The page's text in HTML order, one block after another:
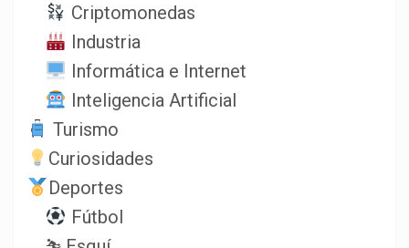
Criptomonedas
Industria
Informática e Internet
Inteligencia Artificial
Turismo
Curiosidades
Deportes
Fútbol